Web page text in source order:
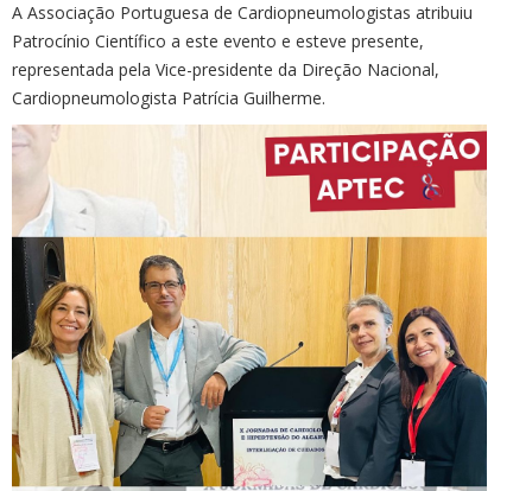
A Associação Portuguesa de Cardiopneumologistas atribuiu
Patrocínio Científico a este evento e esteve presente,
representada pela Vice-presidente da Direção Nacional,
Cardiopneumologista Patrícia Guilherme.